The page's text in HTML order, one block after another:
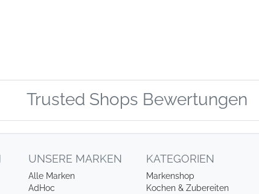
Trusted Shops Bewertungen
UNSERE MARKEN
Alle Marken
AdHoc
KATEGORIEN
Markenshop
Kochen & Zubereiten